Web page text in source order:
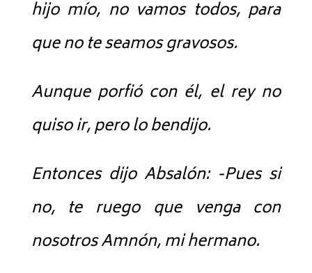
hijo mío, no vamos todos, para
que no te seamos gravosos.
Aunque porfió con él, el rey no
quiso ir, pero lo bendijo.
Entonces dijo Absalón: -Pues si
no, te ruego que venga con
nosotros Amnón, mi hermano.